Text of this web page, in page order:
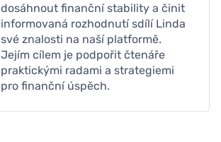
dosáhnout finanční stability a činit
informovaná rozhodnutí sdílí Linda
své znalosti na naší platformě.
Jejím cílem je podpořit čtenáře
praktickými radami a strategiemi
pro finanční úspěch.